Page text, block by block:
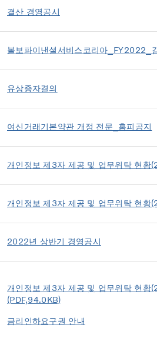
결산 경영공시
볼보파이낸셜서비스코리아_FY2022_
유상증자결의
여신거래기본약관 개정 전문_홈피공지
개인정보 제3자 제공 및 업무위탁 현황
개인정보 제3자 제공 및 업무위탁 현황
2022년 상반기 경영공시
개인정보 제3자 제공 및 업무위탁 현황
(PDF,94.0KB)
금리인하요구권 안내